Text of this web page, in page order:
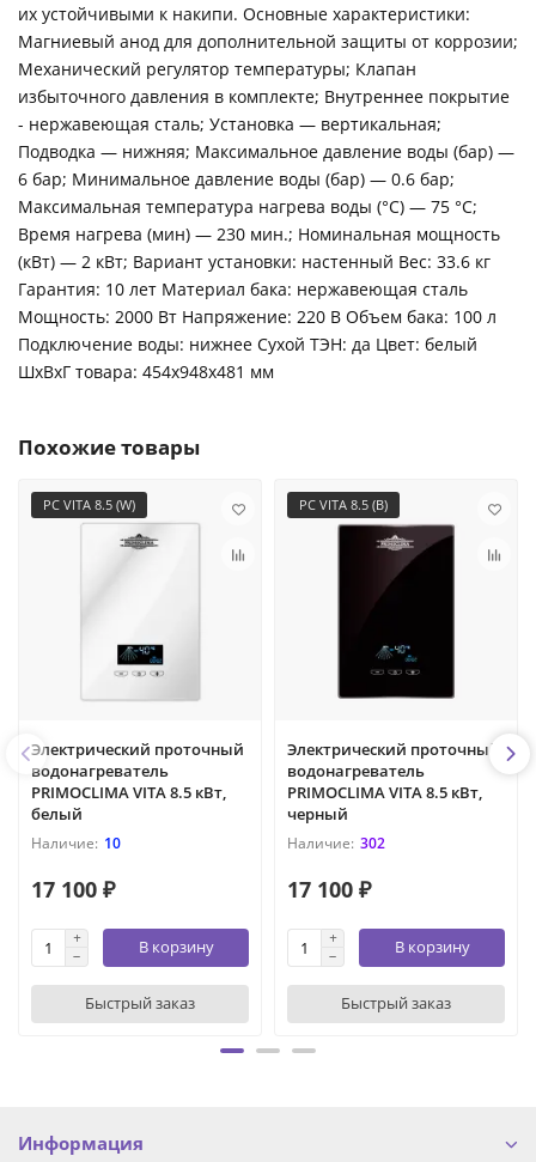
их устойчивыми к накипи. Основные характеристики:
Магниевый анод для дополнительной защиты от коррозии;
Механический регулятор температуры; Клапан
избыточного давления в комплекте; Внутреннее покрытие
- нержавеющая сталь; Установка — вертикальная;
Подводка — нижняя; Максимальное давление воды (бар) —
6 бар; Минимальное давление воды (бар) — 0.6 бар;
Максимальная температура нагрева воды (°С) — 75 °С;
Время нагрева (мин) — 230 мин.; Номинальная мощность
(кВт) — 2 кВт; Вариант установки: настенный Вес: 33.6 кг
Гарантия: 10 лет Материал бака: нержавеющая сталь
Мощность: 2000 Вт Напряжение: 220 В Объем бака: 100 л
Подключение воды: нижнее Сухой ТЭН: да Цвет: белый
ШxВxГ товара: 454x948x481 мм
Похожие товары
PC VITA 8.5 (W)
Электрический проточный
водонагреватель
PRIMOCLIMA VITA 8.5 кВт,
белый
10
17 100 ₽
В корзину
Быстрый заказ
PC VITA 8.5 (B)
Электрический проточный
водонагреватель
PRIMOCLIMA VITA 8.5 кВт,
черный
302
17 100 ₽
В корзину
Быстрый заказ
Информация